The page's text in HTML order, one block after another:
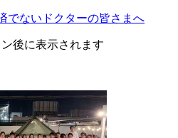
でないドクターの皆さまへ
後に表示されます